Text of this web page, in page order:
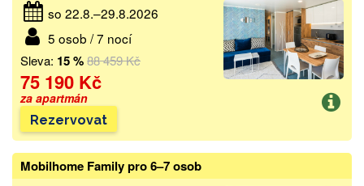
so 22.8.–29.8.2026
5 osob / 7 nocí
Sleva: 15 %88 459 Kč
75 190 Kč
za apartmán
Rezervovat
Mobilhome Family pro 6–7 osob